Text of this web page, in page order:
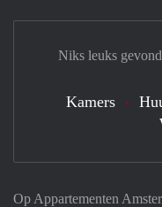
Op Appartementen
Niks leuks
Kamers